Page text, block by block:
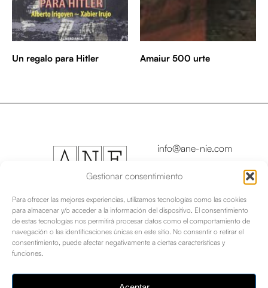
Gestionar consentimiento
Para ofrecer las mejores experiencias, utilizamos tecnologías como las cookies
para almacenar y/o acceder a la información del dispositivo. El consentimiento
de estas tecnologías nos permitirá procesar datos como el comportamiento de
navegación o las identificaciones únicas en este sitio. No consentir o retirar el
consentimiento, puede afectar negativamente a ciertas características y
funciones.
Un regalo para Hitler Amaiur 500 urte
info@ane-nie.com
Asociación Navarra de
Aviso legal|